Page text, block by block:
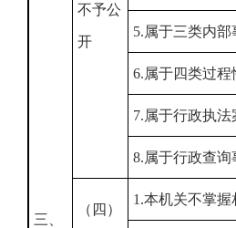
三、
不予公
开
5.属于三类内部
6.属于四类过程
7.属于行政执法
8.属于行政查询
（四）
1.本机关不掌握